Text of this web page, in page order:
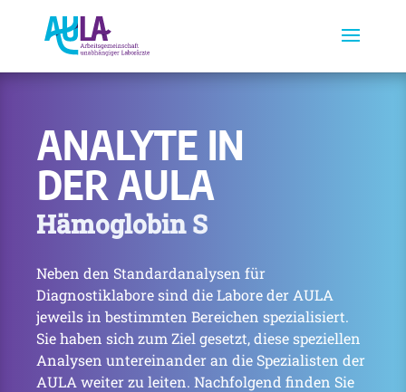
ANALYTE IN
DER AULA
Hämoglobin S
Neben den Standardanalysen für
Diagnostiklabore sind die Labore der AULA
jeweils in bestimmten Bereichen spezialisiert.
Sie haben sich zum Ziel gesetzt, diese speziellen
Analysen untereinander an die Spezialisten der
AULA weiter zu leiten. Nachfolgend finden Sie